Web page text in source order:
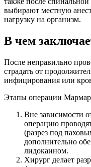
выбирают местную
нагрузку на организм.
В чем
После неправильно
страдать от
инфицирования или
Этапы операции
Вне зависимости
операцию
(разрез под
дополнительно
лидокаином.
Хирург делает